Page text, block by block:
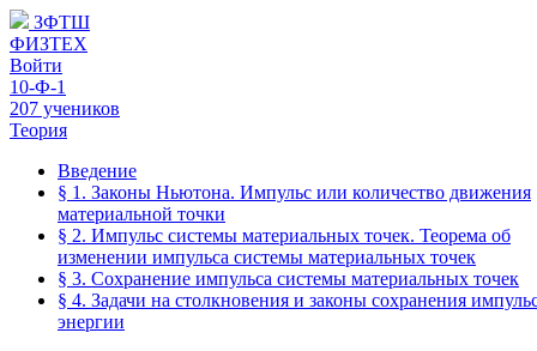
ЗФТШ
ФИЗТЕХ
Войти
10-Ф-1
207 учеников
Теория
Введение
§ 1. Законы Ньютона. Импульс или количество движения
материальной точки
§ 2. Импульс системы материальных точек. Теорема об
изменении импульса системы материальных точек
§ 3. Сохранение импульса системы материальных точек
§ 4. Задачи на столкновения и законы сохранения
энергии